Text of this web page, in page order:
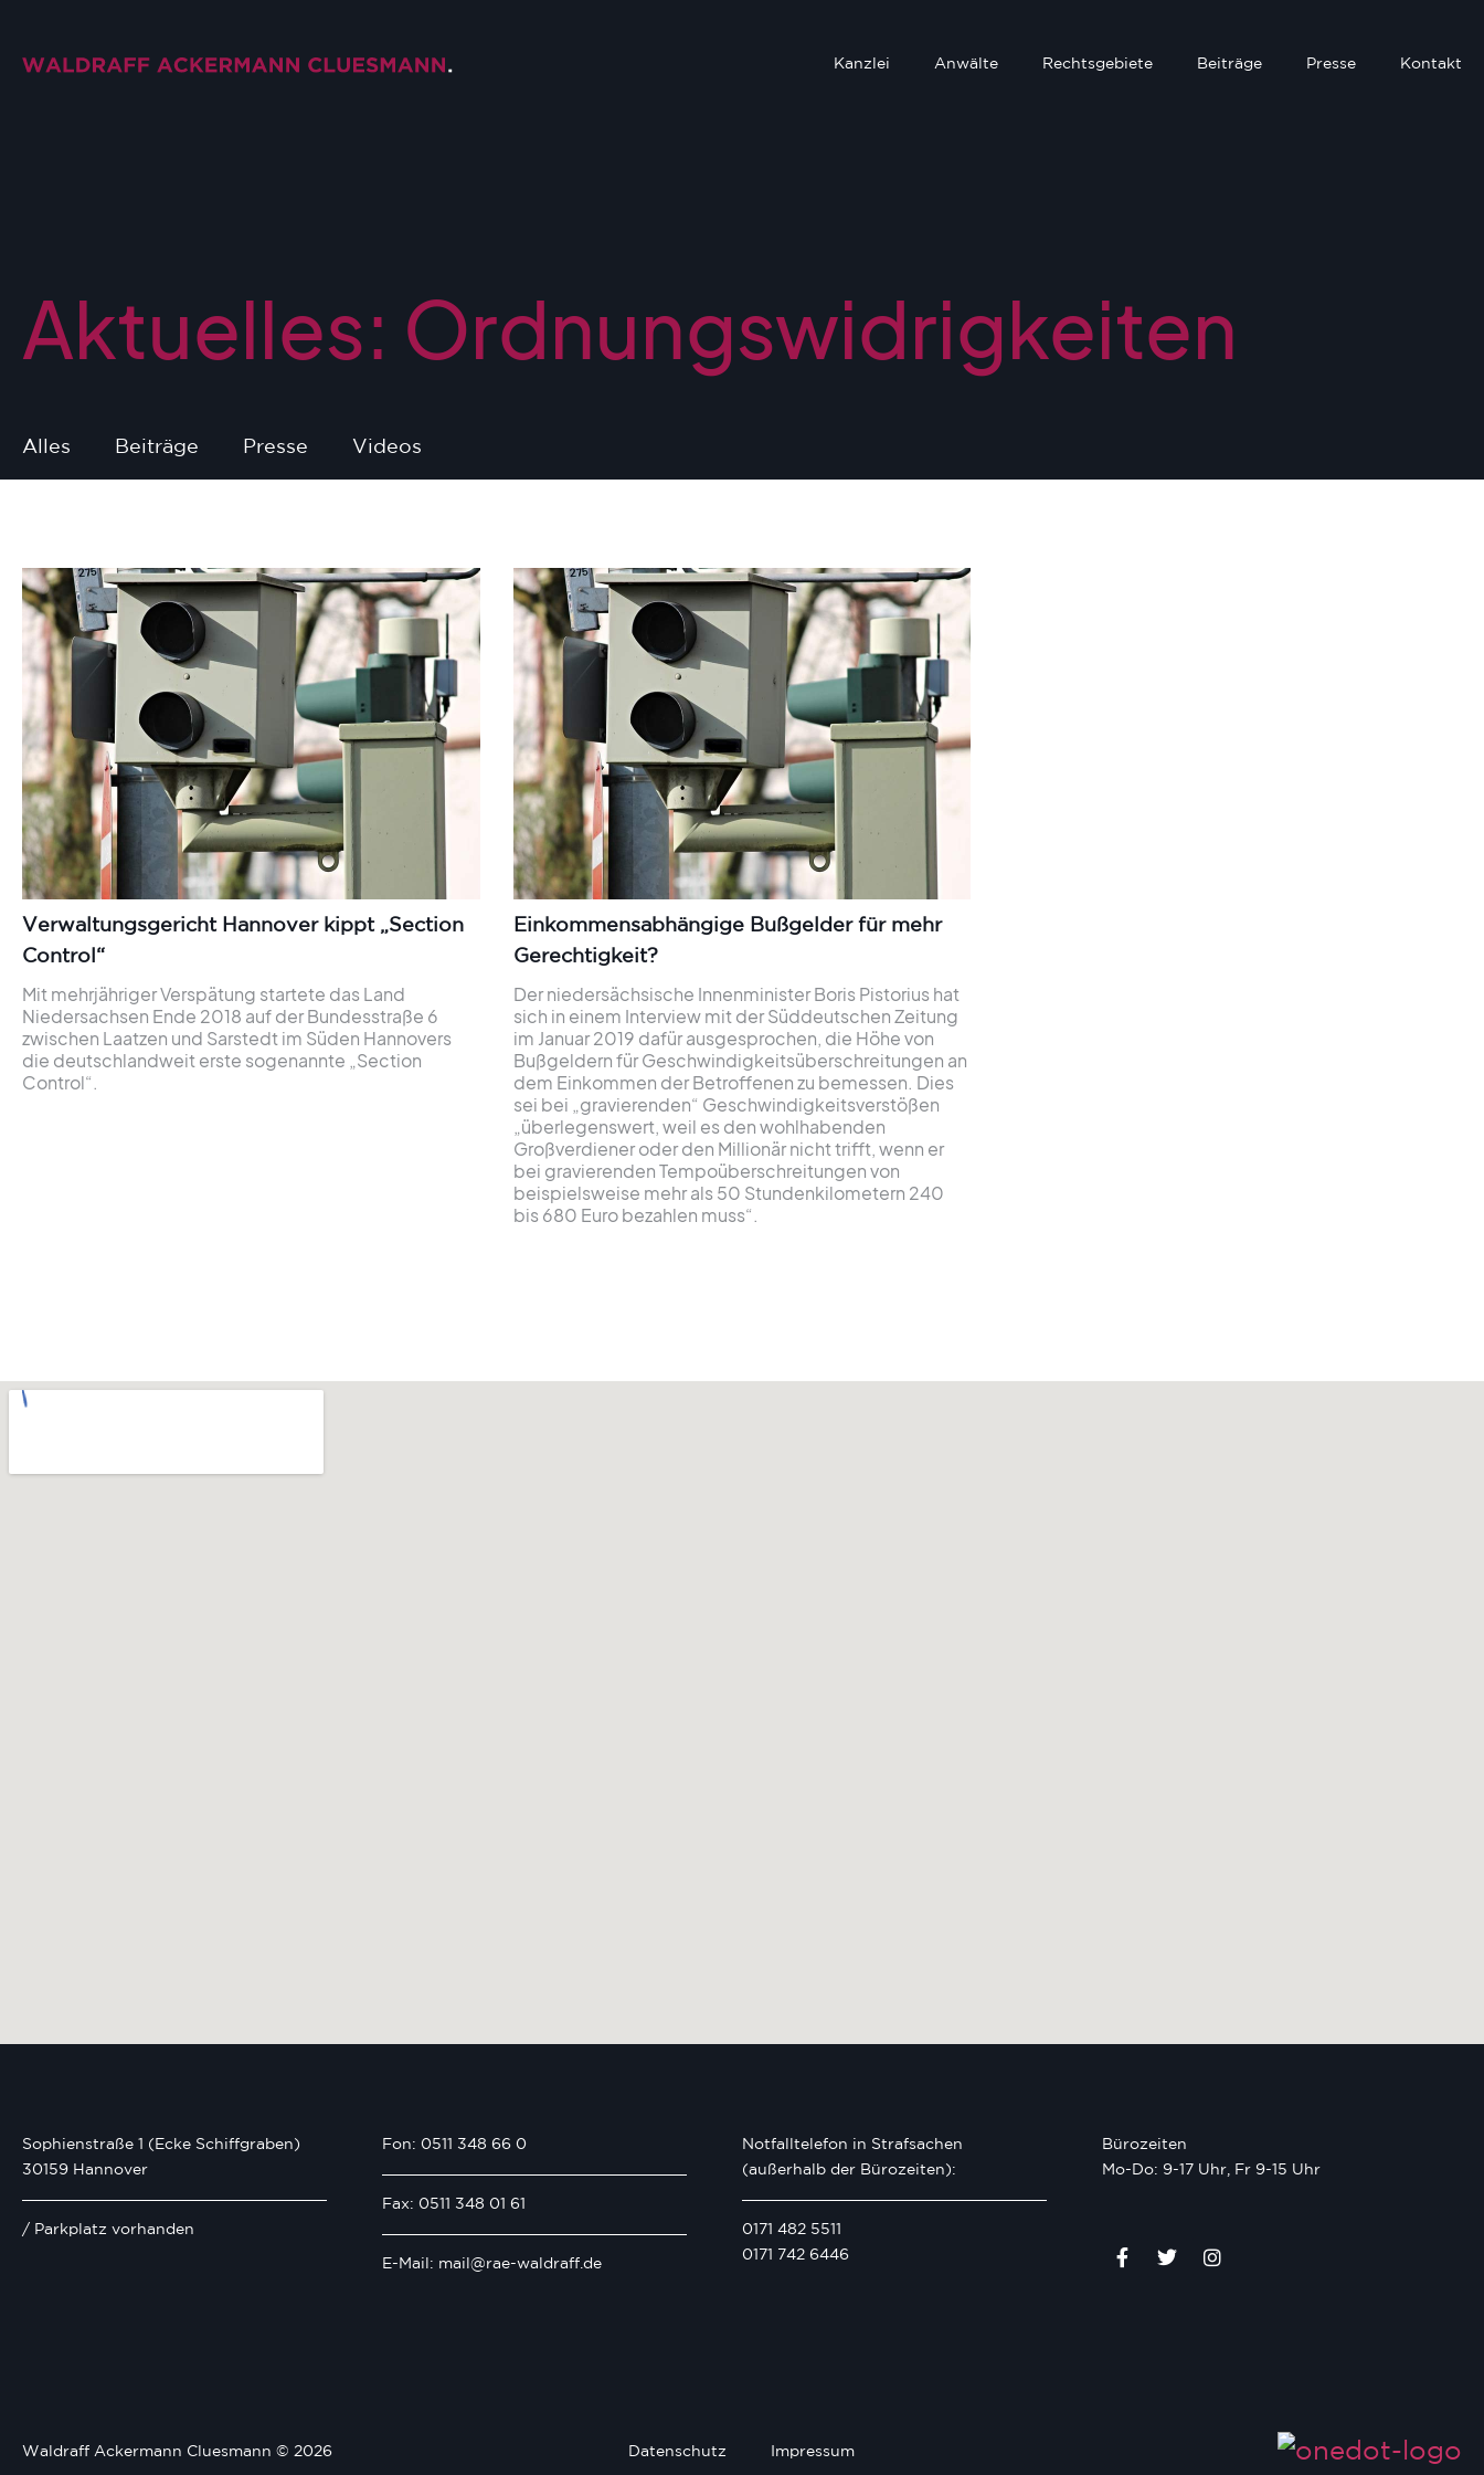
Kanzlei Anwälte Rechtsgebiete Beiträge Presse Kontakt
Aktuelles: Ordnungswidrigkeiten
Alles Beiträge Presse Videos
Verwaltungsgericht Hannover kippt „Section
Control“
Mit mehrjähriger Verspätung startete das Land
Niedersachsen Ende 2018 auf der Bundesstraße 6
zwischen Laatzen und Sarstedt im Süden Hannovers
die deutschlandweit erste sogenannte „Section
Control“.
Einkommensabhängige Bußgelder für mehr
Gerechtigkeit?
Der niedersächsische Innenminister Boris Pistorius hat
sich in einem Interview mit der Süddeutschen Zeitung
im Januar 2019 dafür ausgesprochen, die Höhe von
Bußgeldern für Geschwindigkeitsüberschreitungen an
dem Einkommen der Betroffenen zu bemessen. Dies
sei bei „gravierenden“ Geschwindigkeitsverstößen
„überlegenswert, weil es den wohlhabenden
Großverdiener oder den Millionär nicht trifft, wenn er
bei gravierenden Tempoüberschreitungen von
beispielsweise mehr als 50 Stundenkilometern 240
bis 680 Euro bezahlen muss“.
Sophienstraße 1 (Ecke Schiffgraben)
30159 Hannover
/ Parkplatz vorhanden
Fon: 0511 348 66 0
Fax: 0511 348 01 61
E-Mail: mail@rae-waldraff.de
Notfalltelefon in Strafsachen
(außerhalb der Bürozeiten):
0171 482 5511
0171 742 6446
Bürozeiten
Mo-Do: 9-17 Uhr, Fr 9-15 Uhr
Waldraff Ackermann Cluesmann © 2026 Datenschutz Impressum